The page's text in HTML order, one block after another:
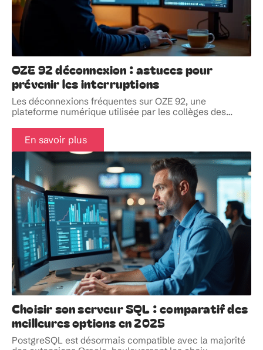
OZE 92 déconnexion : astuces pour
prévenir les interruptions
Les déconnexions fréquentes sur OZE 92, une
plateforme numérique utilisée par les collèges des…
En savoir plus
Choisir son serveur SQL : comparatif des
meilleures options en 2025
PostgreSQL est désormais compatible avec la majorité